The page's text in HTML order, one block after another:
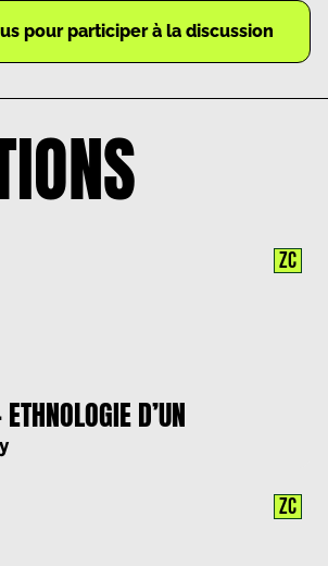
pour participer à la discussion
D’UN
ZC
ZC